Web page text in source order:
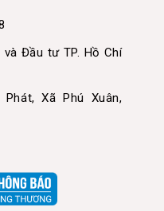
Đầu tư TP. Hồ Chí
Xã Phú Xuân,